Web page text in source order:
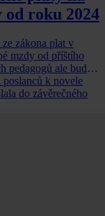
od roku 2024
zákona plat v
mzdy od příštího
pedagogů ale budou
k novele
do závěrečného